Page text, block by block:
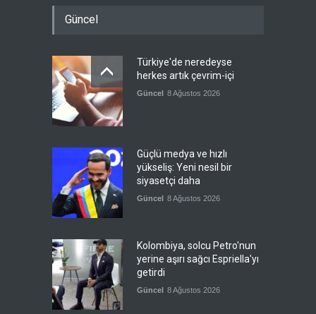
Güncel
Türkiye'de neredeyse
herkes artık çevrim-içi
Güncel 8 Ağustos 2026
Güçlü medya ve hızlı
yükseliş: Yeni nesil bir
siyasetçi daha
Güncel 8 Ağustos 2026
Kolombiya, solcu Petro'nun
yerine aşırı sağcı Espriella'yı
getirdi
Güncel 8 Ağustos 2026